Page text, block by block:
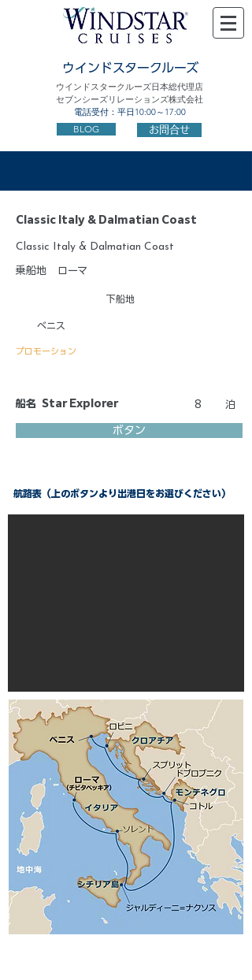
ウインドスタークルーズ
ウインドスタークルーズ日本総代理店
セブンシーズリレーションズ株式会社
電話受付：平日10:00～17:00
BLOG お問合せ
Classic Italy & Dalmatian Coast
Classic Italy & Dalmatian Coast
乗船地 ローマ
下船地
ベニス
プロモーション
船名 Star Explorer 8 泊
ボタン
航路表（上のボタンより出港日をお選びください）